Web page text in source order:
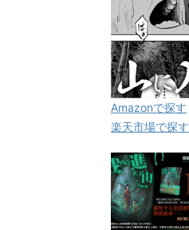
Amazonで探す
楽天市場で探す